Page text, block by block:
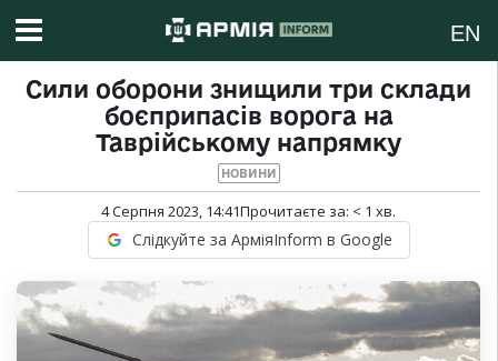
EN
Сили оборони знищили три склади
боєприпасів ворога на
Таврійському напрямку
НОВИНИ
4 Серпня 2023, 14:41Прочитаєте за: < 1 хв.
Слідкуйте за АрміяInform в Google